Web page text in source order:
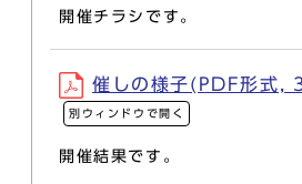
開催チラシです。
催しの様子(PDF形式,
別ウィンドウで開く
開催結果です。